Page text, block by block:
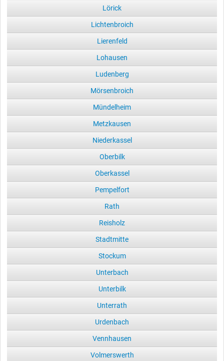
Lörick
Lichtenbroich
Lierenfeld
Lohausen
Ludenberg
Mörsenbroich
Mündelheim
Metzkausen
Niederkassel
Oberbilk
Oberkassel
Pempelfort
Rath
Reisholz
Stadtmitte
Stockum
Unterbach
Unterbilk
Unterrath
Urdenbach
Vennhausen
Volmerswerth